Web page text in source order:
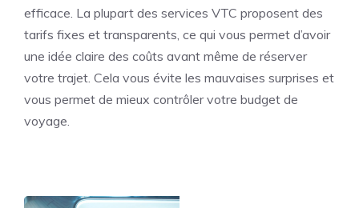
efficace. La plupart des services VTC proposent des
tarifs fixes et transparents, ce qui vous permet d’avoir
une idée claire des coûts avant même de réserver
votre trajet. Cela vous évite les mauvaises surprises et
vous permet de mieux contrôler votre budget de
voyage.